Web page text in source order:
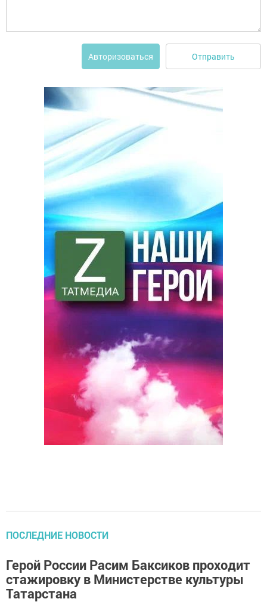
Авторизоваться Отправить
ПОСЛЕДНИЕ НОВОСТИ
Герой России Расим Баксиков проходит
стажировку в Министерстве культуры
Татарстана